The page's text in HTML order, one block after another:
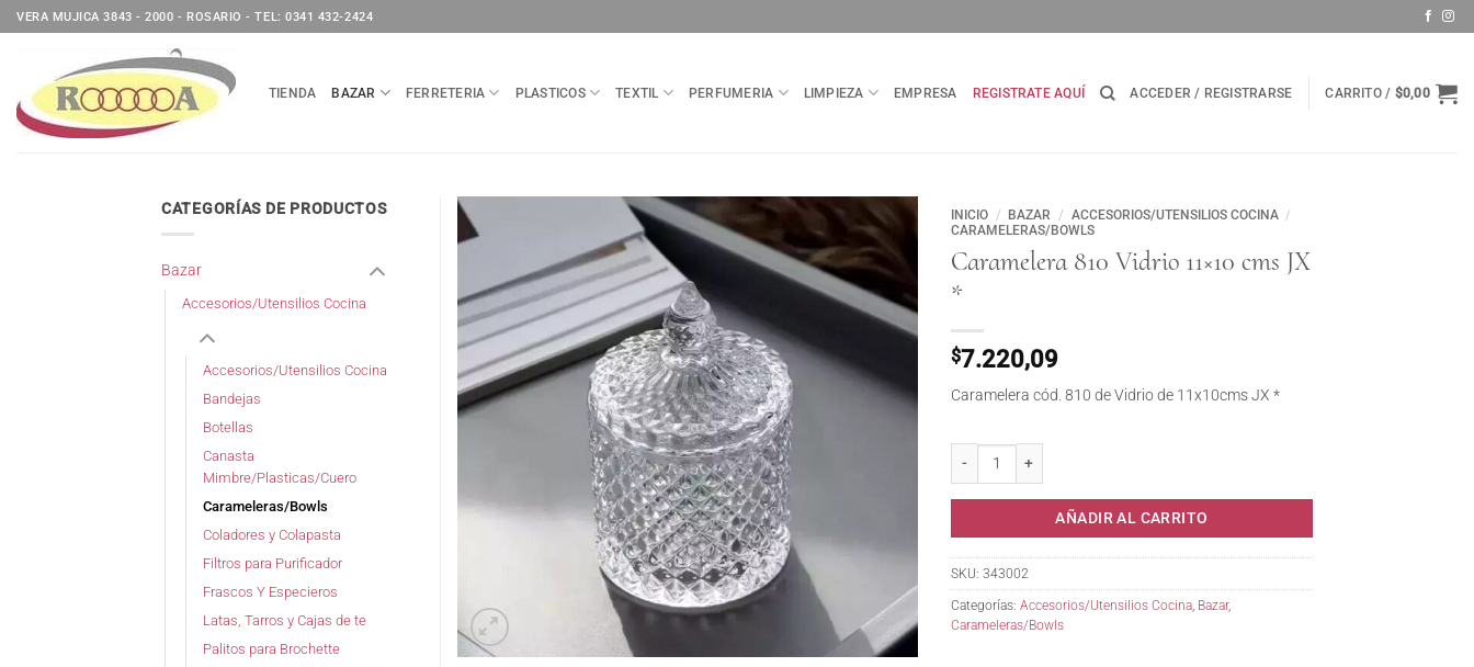
Saltar
al
VERA MUJICA 3843 - 2000 - ROSARIO - TEL: 0341 432-2424
TIENDA BAZAR FERRETERIA PLASTICOS TEXTIL PERFUMERIA LIMPIEZA EMPRESA REGISTRATE AQUÍ ACCEDER / REGISTRARSE CARRITO / $0,00
INICIO / BAZAR / ACCESORIOS/UTENSILIOS COCINA /
CARAMELERAS/BOWLS
Caramelera 810 Vidrio 11×10 cms JX
*
$7.220,09
Caramelera cód. 810 de Vidrio de 11x10cms JX *
AÑADIR AL CARRITO
SKU: 343002
Categorías: Accesorios/Utensilios Cocina, Bazar,
Carameleras/Bowls
CATEGORÍAS DE PRODUCTOS
Bazar
Accesorios/Utensilios Cocina
Accesorios/Utensilios Cocina
Bandejas
Botellas
Canasta
Mimbre/Plasticas/Cuero
Carameleras/Bowls
Coladores y Colapasta
Filtros para Purificador
Frascos Y Especieros
Latas, Tarros y Cajas de te
Palitos para Brochette